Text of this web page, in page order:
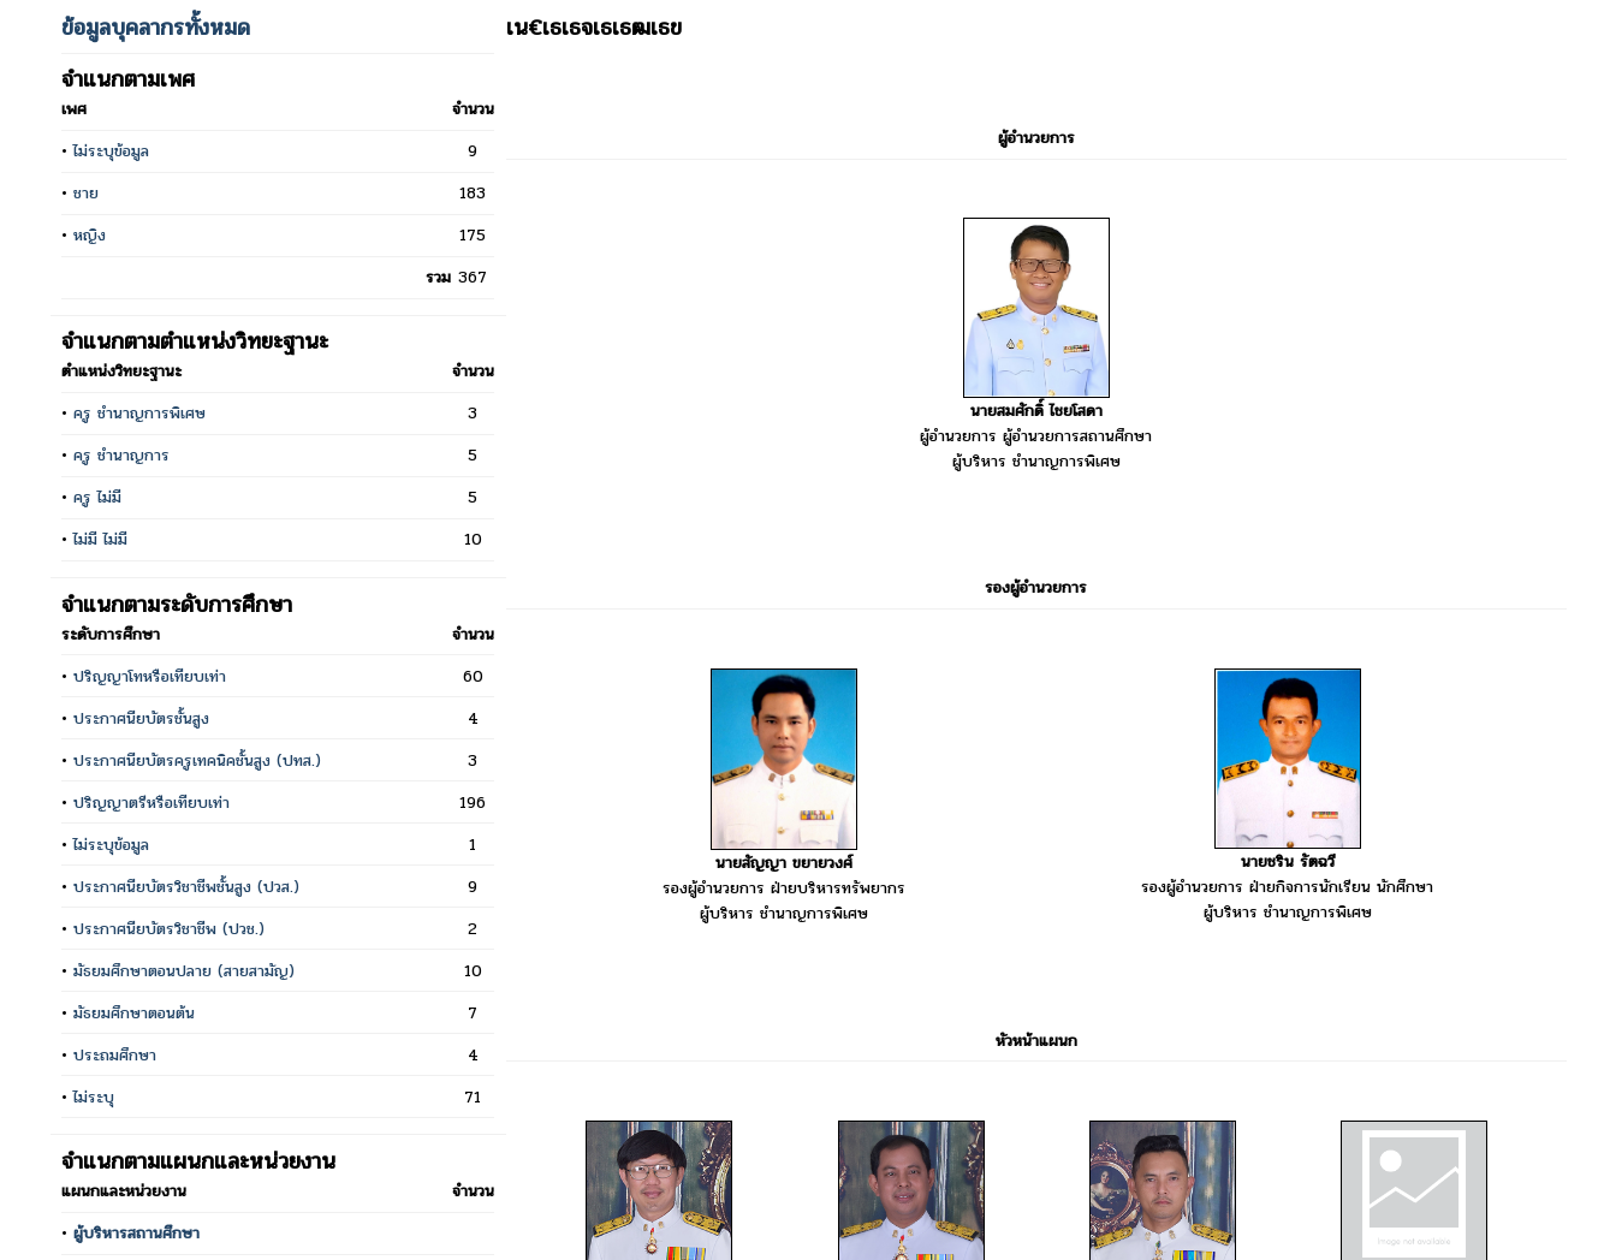
ข้อมูลบุคลากรทั้งหมด
จำแนกตามเพศ
เพศ
จำนวน
•ไม่ระบุข้อมูล
9
• ชาย
183
• หญิง
175
รวม 367
จำแนกตามตำแหน่งวิทยะฐานะ
ตำแหน่งวิทยะฐานะ
จำนวน
• ครู ชำนาญการพิเศษ
3
• ครู ชำนาญการ
5
• ครู ไม่มี
5
•ไม่มี ไม่มี 10
จำแนกตามระดับการศึกษา
ระดับการศึกษา
จำนวน
• ปริญญาโทหรือเทียบเท่า
60
• ประกาศนียบัตรชั้นสูง
4
• ประกาศนียบัตรครูเทคนิคชั้นสูง (ปทส.)
3
• ปริญญาตรีหรือเทียบเท่า
196
•ไม่ระบุข้อมูล
1
• ประกาศนียบัตรวิชาชีพชั้นสูง (ปวส.)
9
• ประกาศนียบัตรวิชาชีพ (ปวช.)
2
• มัธยมศึกษาตอนปลาย (สายสามัญ)
10
• มัธยมศึกษาตอนต้น
7
• ประถมศึกษา
4
•ไม่ระบุ 71
จำแนกตามแผนกและหน่วยงาน
แผนกและหน่วยงาน
จำนวน
• ผู้บริหารสถานศึกษา
เน€เธเธจเธเธฒเธข
ผู้อำนวยการ
นายสมศักดิ์ ไชยโสดา
ผู้อำนวยการ ผู้อำนวยการสถานศึกษา
ผู้บริหาร ชำนาญการพิเศษ
รองผู้อำนวยการ
นายสัญญา ขยายวงศ์
รองผู้อำนวยการ ฝ่ายบริหารทรัพยากร
ผู้บริหาร ชำนาญการพิเศษ
นายชริน รัตฉวี
รองผู้อำนวยการ ฝ่ายกิจการนักเรียน นักศึกษา
ผู้บริหาร ชำนาญการพิเศษ
หัวหน้าแผนก